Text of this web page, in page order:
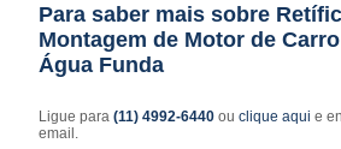
Para saber mais sobre
Montagem de Motor de
Água Funda
Ligue para(11) 4992-6440ouclique aqui e
email.